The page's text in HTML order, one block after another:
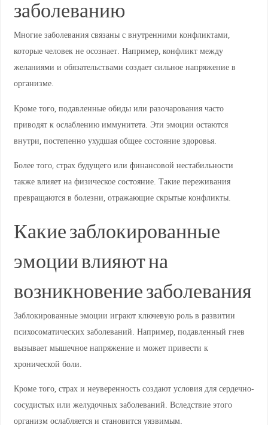
заболеванию
Многие заболевания связаны с внутренними конфликтами,
которые человек не осознает. Например, конфликт между
желаниями и обязательствами создает сильное напряжение в
организме.
Кроме того, подавленные обиды или разочарования часто
приводят к ослаблению иммунитета. Эти эмоции остаются
внутри, постепенно ухудшая общее состояние здоровья.
Более того, страх будущего или финансовой нестабильности
также влияет на физическое состояние. Такие переживания
превращаются в болезни, отражающие скрытые конфликты.
Какие заблокированные
эмоции влияют на
возникновение заболевания
Заблокированные эмоции играют ключевую роль в развитии
психосоматических заболеваний. Например, подавленный гнев
вызывает мышечное напряжение и может привести к
хронической боли.
Кроме того, страх и неуверенность создают условия для сердечно-
сосудистых или желудочных заболеваний. Вследствие этого
организм ослабляется и становится уязвимым.